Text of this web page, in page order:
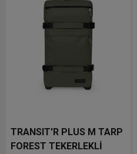
TRANSIT'R PLUS M TARP
FOREST TEKERLEKLİ